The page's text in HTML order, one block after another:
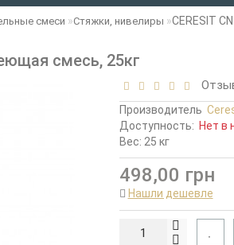
смеси Стяжки, нивелиры CERESIT
смесь, 25кг
Производитель
Доступность: Нет в
Вес: 25 кг
498,00 грн
Нашли дешевле